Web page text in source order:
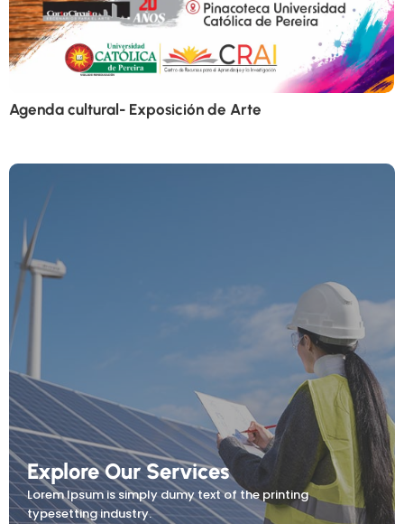
Agenda cultural- Exposición de Arte
Explore Our Services
Lorem Ipsum is simply dumy text of the printing
typesetting industry.